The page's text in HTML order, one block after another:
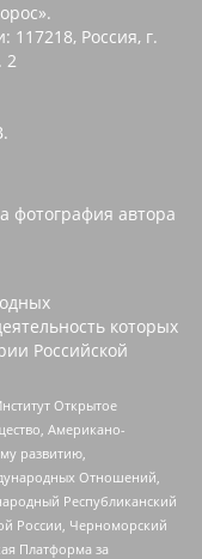
117218, Россия, г.
2
фотография автора
которых
Российской
Открытое
Американо-
развитию,
Отношений,
Республиканский
России, Черноморский
Платформа за